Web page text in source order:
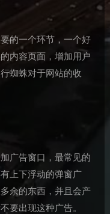
的一个环节，一个好
内容页面，增加用户
蜘蛛对于网站的收
广告窗口，最常见的
上下浮动的弹窗广
余的东西，并且会产
要出现这种广告。